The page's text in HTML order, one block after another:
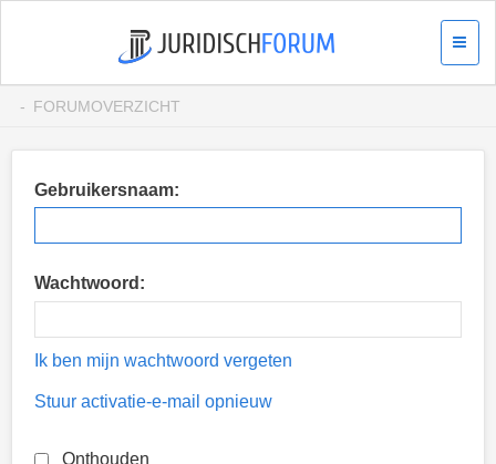
FORUMOVERZICHT
Gebruikersnaam:
Wachtwoord:
Ik ben mijn wachtwoord vergeten
Stuur activatie-e-mail opnieuw
Onthouden